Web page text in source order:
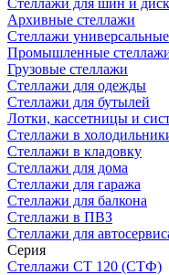
Стеллажи для шин и
Архивные стеллажи
Стеллажи универсальные
Промышленные
Грузовые стеллажи
Стеллажи для одежды
Стеллажи для бутылей
Лотки, кассетницы и
Стеллажи в
Стеллажи в кладовку
Стеллажи для дома
Стеллажи для гаража
Стеллажи для балкона
Стеллажи в ПВЗ
Стеллажи для
Серия
Стеллажи СТ 120 (СТФ)